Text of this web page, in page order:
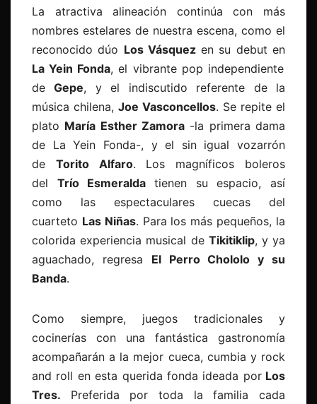
La atractiva alineación continúa con más
nombres estelares de nuestra escena, como el
reconocido dúo Los Vásquezen su debut en
La Yein Fonda, el vibrante pop independiente
deGepe, y el indiscutido referente de la
música chilena, Joe Vasconcellos. Se repite el
plato María Esther Zamora -la primera dama
de La Yein Fonda-, y el sin igual vozarrón
de Torito Alfaro. Los magníficos boleros
del Trío Esmeraldatienen su espacio, así
como las espectaculares cuecas del
cuarteto Las Niñas. Para los más pequeños, la
colorida experiencia musical de Tikitiklip, y ya
aguachado, regresa El Perro Chololo y su
Banda.
Como siempre, juegos tradicionales y
cocinerías con una fantástica gastronomía
acompañarán a la mejor cueca, cumbia y rock
and roll en esta querida fonda ideada porLos
Tres. Preferida por toda la familia cada